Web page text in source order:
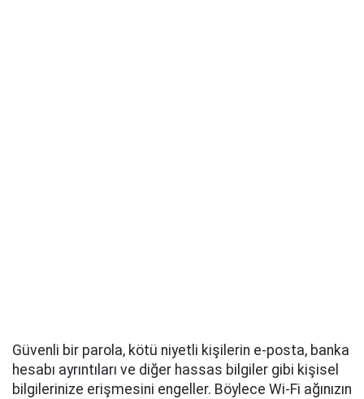
Güvenli bir parola, kötü niyetli kişilerin e-posta, banka
hesabı ayrıntıları ve diğer hassas bilgiler gibi kişisel
bilgilerinize erişmesini engeller. Böylece Wi-Fi ağınızın